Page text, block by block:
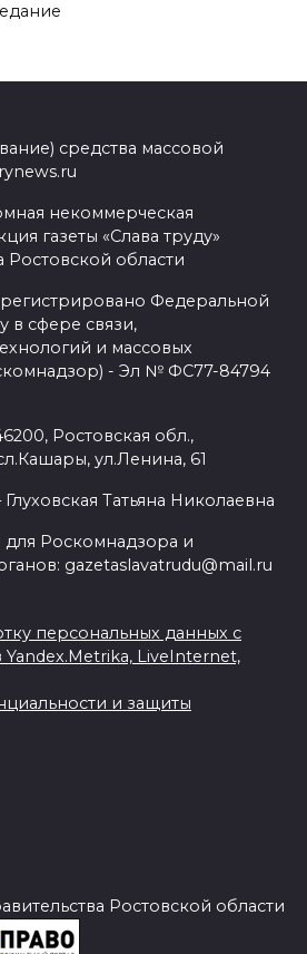
средства массовой
некоммерческая
газеты «Слава труду»
области
Федеральной
в сфере связи,
и массовых
- Эл № ФС77-84794
Ростовская обл.,
ул.Ленина, 61
Татьяна Николаевна
для Роскомнадзора и
gazetaslavatrudu@mail.ru
персональных данных с
LiveInternet,
и защиты
Ростовской области